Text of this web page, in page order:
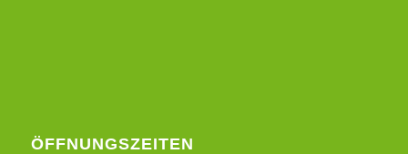
ÖFFNUNGSZEITEN